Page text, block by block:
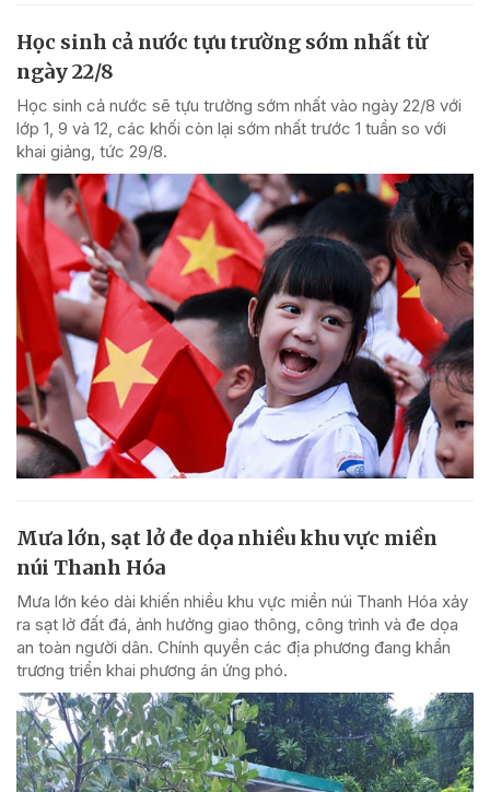
Học sinh cả nước tựu trường sớm nhất từ
ngày 22/8
Học sinh cả nước sẽ tựu trường sớm nhất vào ngày 22/8 với
lớp 1, 9 và 12, các khối còn lại sớm nhất trước 1 tuần so với
khai giảng, tức 29/8.
Mưa lớn, sạt lở đe dọa nhiều khu vực miền
núi Thanh Hóa
Mưa lớn kéo dài khiến nhiều khu vực miền núi Thanh Hóa xảy
ra sạt lở đất đá, ảnh hưởng giao thông, công trình và đe dọa
an toàn người dân. Chính quyền các địa phương đang khẩn
trương triển khai phương án ứng phó.